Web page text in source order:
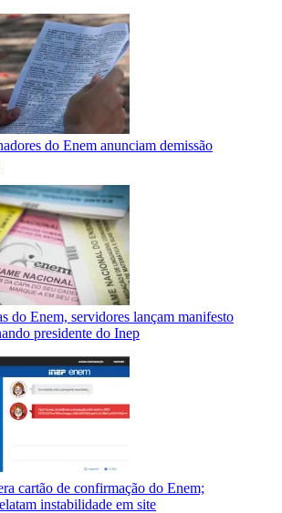
do Enem anunciam demissão
do Enem, servidores lançam manifesto
presidente do Inep
cartão de confirmação do Enem;
instabilidade em site